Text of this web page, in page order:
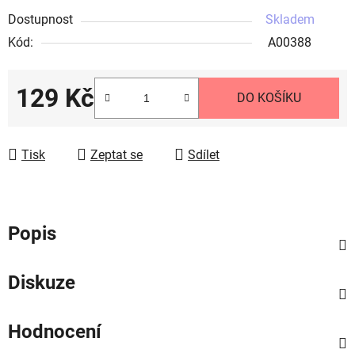
Dostupnost
Skladem
Kód:
A00388
129 Kč DO KOŠÍKU
Tisk Zeptat se Sdílet
Popis
Diskuze
Hodnocení